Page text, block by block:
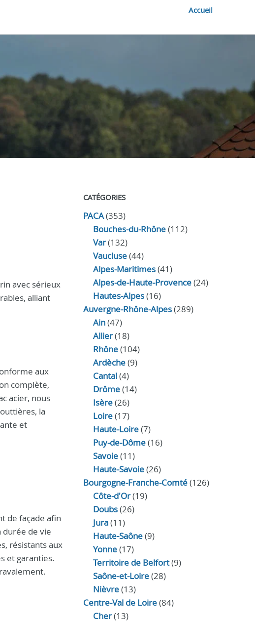
Accueil
avec sérieux
alliant
aux
complète,
acier, nous
la
et
de façade afin
durée de vie
résistants aux
et garanties.
CATÉGORIES
PACA(353)
Bouches-du-Rhône(112)
Var(132)
Vaucluse(44)
Alpes-Maritimes(41)
Alpes-de-Haute-Provence(24)
Hautes-Alpes(16)
Auvergne-Rhône-Alpes(289)
Ain(47)
Allier(18)
Rhône(104)
Ardèche(9)
Cantal(4)
Drôme(14)
Isère(26)
Loire(17)
Haute-Loire(7)
Puy-de-Dôme(16)
Savoie(11)
Haute-Savoie(26)
Bourgogne-Franche-Comté(126)
Côte-d'Or(19)
Doubs(26)
Jura(11)
Haute‑Saône(9)
Yonne(17)
Territoire de Belfort(9)
Saône-et-Loire(28)
Nièvre(13)
Centre-Val de Loire(84)
Cher(13)